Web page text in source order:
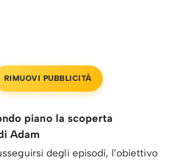
RIMUOVI PUBBLICITÀ
piano la scoperta
Adam
degli episodi, l’obiettivo